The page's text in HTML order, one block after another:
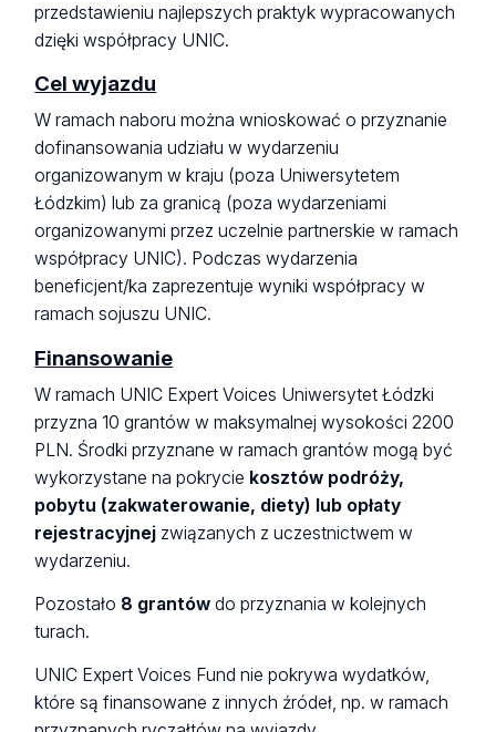
przedstawieniu najlepszych praktyk wypracowanych
dzięki współpracy UNIC.
Cel wyjazdu
W ramach naboru można wnioskować o przyznanie
dofinansowania udziału w wydarzeniu
organizowanym w kraju (poza Uniwersytetem
Łódzkim) lub za granicą (poza wydarzeniami
organizowanymi przez uczelnie partnerskie w ramach
współpracy UNIC). Podczas wydarzenia
beneficjent/ka zaprezentuje wyniki współpracy w
ramach sojuszu UNIC.
Finansowanie
W ramach UNIC Expert Voices Uniwersytet Łódzki
przyzna 10 grantów w maksymalnej wysokości 2200
PLN. Środki przyznane w ramach grantów mogą być
wykorzystane na pokrycie kosztów podróży,
pobytu (zakwaterowanie, diety) lub opłaty
rejestracyjnej związanych z uczestnictwem w
wydarzeniu.
Pozostało 8 grantówdo przyznania w kolejnych
turach.
UNIC Expert Voices Fund nie pokrywa wydatków,
które są finansowane z innych źródeł, np. w ramach